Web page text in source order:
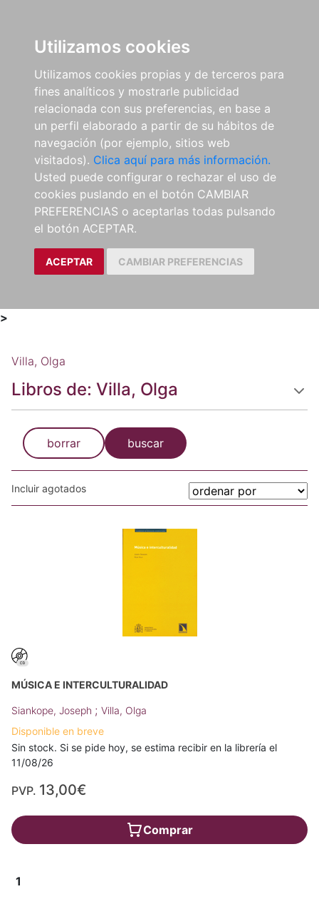
Utilizamos cookies
Utilizamos cookies propias y de terceros para
fines analíticos y mostrarle publicidad
relacionada con sus preferencias, en base a
un perfil elaborado a partir de su hábitos de
navegación (por ejemplo, sitios web
visitados). Clica aquí para más información.
Usted puede configurar o rechazar el uso de
cookies puslando en el botón CAMBIAR
PREFERENCIAS o aceptarlas todas pulsando
el botón ACEPTAR.
ACEPTAR CAMBIAR PREFERENCIAS
>
Villa, Olga
Libros de: Villa, Olga
borrar buscar
Incluir agotados
MÚSICA E INTERCULTURALIDAD
Siankope, Joseph ; Villa, Olga
Disponible en breve
Sin stock. Si se pide hoy, se estima recibir en la librería el
11/08/26
PVP. 13,00€
Comprar
1